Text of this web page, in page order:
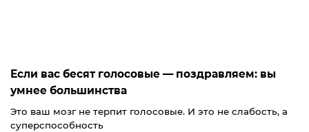
Если вас бесят голосовые — поздравляем: вы
умнее большинства
Это ваш мозг не терпит голосовые. И это не слабость, а
суперспособность